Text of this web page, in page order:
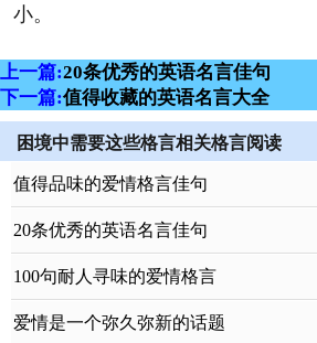
小。
上一篇:20条优秀的英语名言佳句
下一篇:值得收藏的英语名言大全
困境中需要这些格言相关格言阅读
值得品味的爱情格言佳句
20条优秀的英语名言佳句
100句耐人寻味的爱情格言
爱情是一个弥久弥新的话题